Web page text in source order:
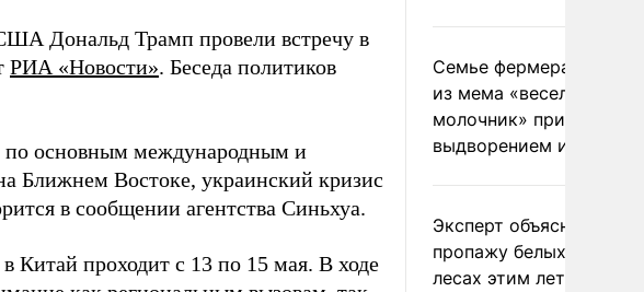
Дональд Трамп провели встречу в
РИА «Новости». Беседа политиков
по основным международным и
Ближнем Востоке, украинский кризис
в сообщении агентства Синьхуа.
Китай проходит с 13 по 15 мая. В ходе
Семье фермера
из мема «веселый
молочник» пригрозили
выдворением из
Эксперт объяснил
пропажу белых грибов
лесах этим летом